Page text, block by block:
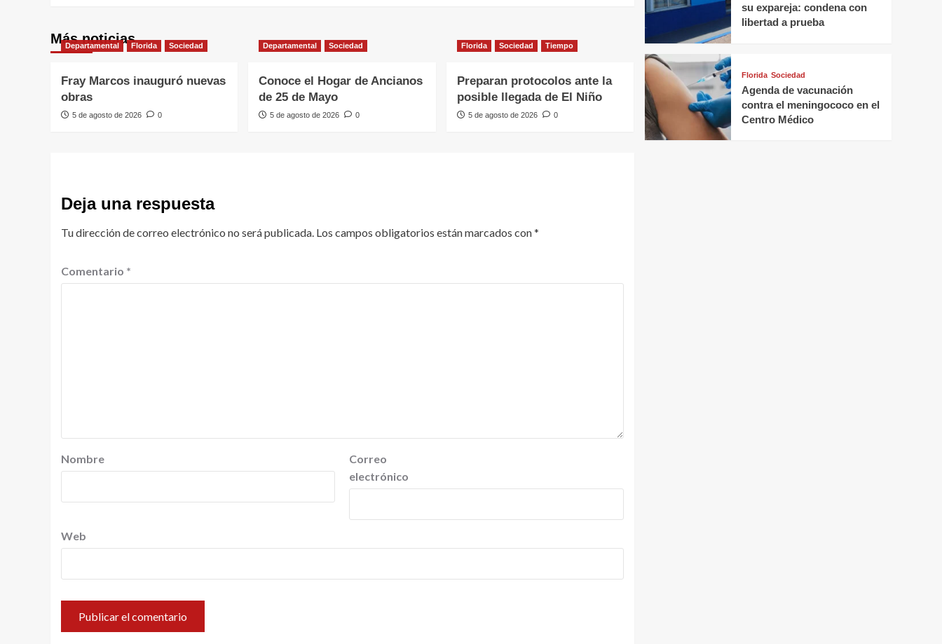
Más noticias
Departamental Florida Sociedad
Fray Marcos inauguró nuevas
obras
5 de agosto de 2026 0
Departamental Sociedad
Conoce el Hogar de Ancianos
de 25 de Mayo
5 de agosto de 2026 0
Florida Sociedad Tiempo
Preparan protocolos ante la
posible llegada de El Niño
5 de agosto de 2026 0
Deja una respuesta
Tu dirección de correo electrónico no será publicada. Los campos obligatorios están marcados con*
Comentario *
Nombre
Correo
electrónico
Web
su expareja: condena con
libertad a prueba
Florida Sociedad
Agenda de vacunación
contra el meningococo en el
Centro Médico